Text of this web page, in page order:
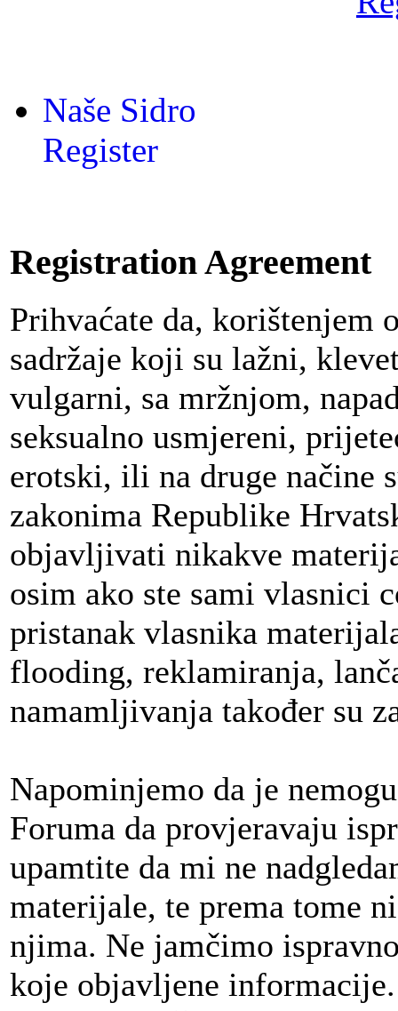
Naše Sidro
Register
Registration Agreement
Prihvaćate da, korištenjem
sadržaje koji su lažni,
vulgarni, sa mržnjom,
seksualno usmjereni,
erotski, ili na druge načine
zakonima Republike
objavljivati nikakve
osim ako ste sami vlasnici
pristanak vlasnika
flooding, reklamiranja,
namamljivanja također su
Napominjemo da je
Foruma da provjeravaju
upamtite da mi ne
materijale, te prema tome
njima. Ne jamčimo
koje objavljene